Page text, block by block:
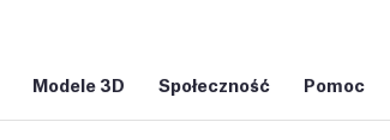
Modele 3D Społeczność Pomoc